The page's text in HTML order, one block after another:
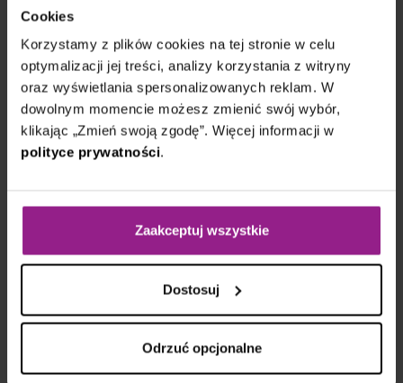
Cookies
Korzystamy z plików cookies na tej stronie w celu
optymalizacji jej treści, analizy korzystania z witryny
oraz wyświetlania spersonalizowanych reklam. W
dowolnym momencie możesz zmienić swój wybór,
klikając „Zmień swoją zgodę”. Więcej informacji w
polityce prywatności.
Zaakceptuj wszystkie
Dostosuj
Odrzuć opcjonalne
Na bazie warsztatów przygotowujemy konkretne
rekomendacje. Wskazujemy, co można zrobić
lepiej, szybciej, bezpieczniej lub taniej. Wszystko
jasno i z uzasadnieniem.